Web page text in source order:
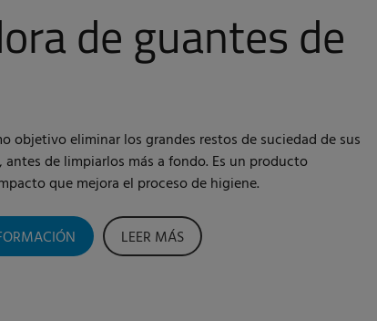
de guantes de
objetivo eliminar los grandes restos de suciedad de sus
de limpiarlos más a fondo. Es un producto
que mejora el proceso de higiene.
LEER MÁS